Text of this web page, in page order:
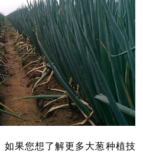
如果您想了解更多大葱种植技